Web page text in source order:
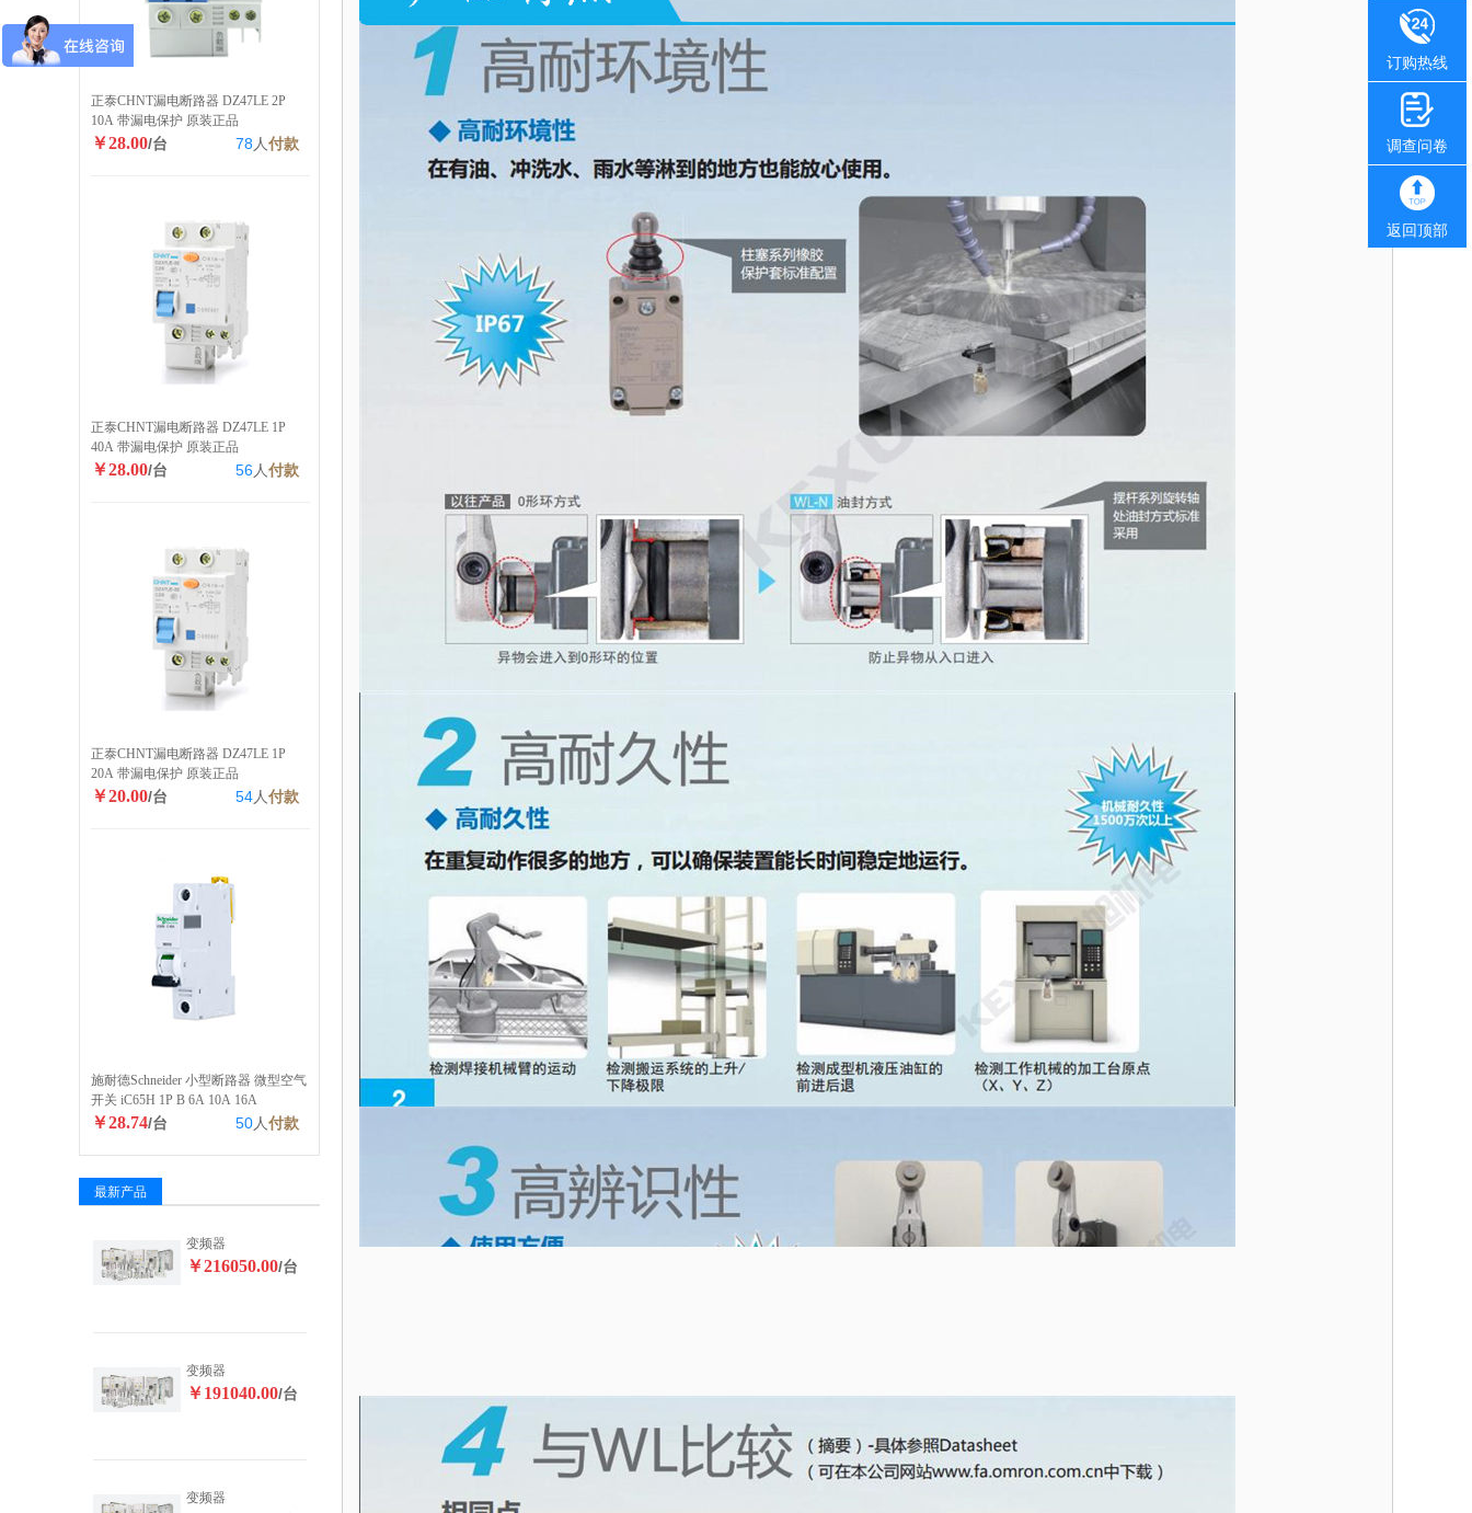
正泰CHNT漏电断路器 DZ47LE 2P
10A 带漏电保护 原装正品
￥28.00/台 78 人付款
正泰CHNT漏电断路器 DZ47LE 1P
40A 带漏电保护 原装正品
￥28.00/台 56人付款
正泰CHNT漏电断路器 DZ47LE 1P
20A 带漏电保护 原装正品
￥20.00/台 54人付款
施耐德Schneider 小型断路器 微型空气
开关 iC65H 1P B 6A 10A 16A
￥28.74/台 50人付款
最新产品
变频器
￥216050.00/台
变频器
￥191040.00/台
变频器
订购热线
调查问卷
返回顶部